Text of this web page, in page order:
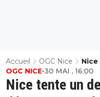
Accueil OGC Nice
Nice tente un
OGC NICE•30 MAI , 16:00